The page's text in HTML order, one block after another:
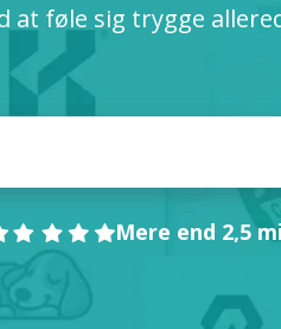
at føle sig trygge
Mere end 2,5